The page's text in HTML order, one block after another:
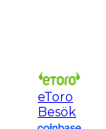
eToro
Besök